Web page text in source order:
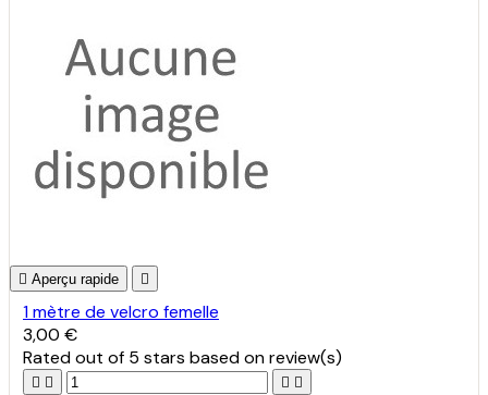
 Aperçu rapide 
1 mètre de velcro femelle
3,00 €
Ratedout of 5 stars based onreview(s)
   